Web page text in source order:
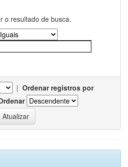
o resultado de busca.
| Ordenar registros por